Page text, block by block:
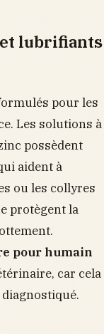
lubrifiants
pour les
Les solutions à
possèdent
aident à
ou les collyres
protègent la
pour humain
car cela